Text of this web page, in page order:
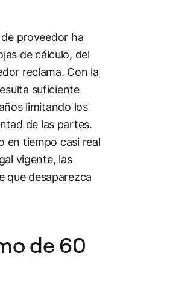
proveedor ha
de cálculo, del
reclama. Con la
suficiente
limitando los
de las partes.
en tiempo casi real
vigente, las
que desaparezca
de 60